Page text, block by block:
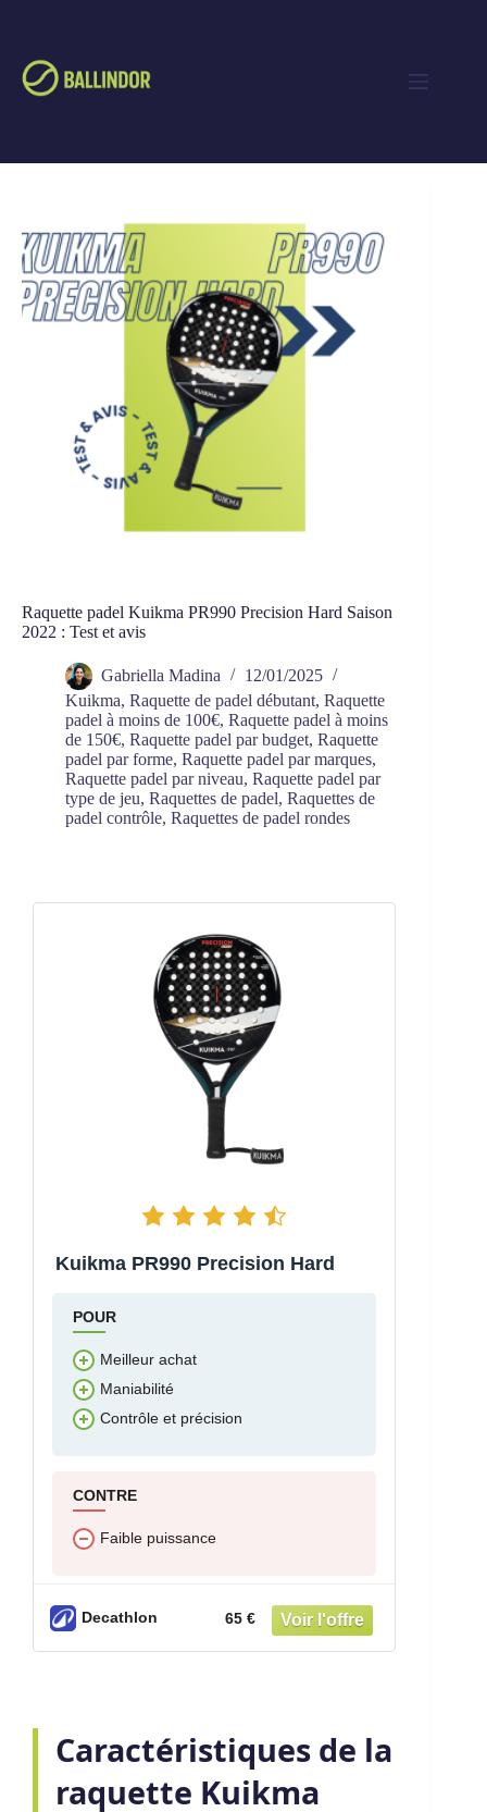
Raquette padel Kuikma PR990 Precision Hard Saison
2022 : Test et avis
Gabriella Madina
12/01/2025
Kuikma, Raquette de padel débutant, Raquette
padel à moins de 100€, Raquette padel à moins
de 150€, Raquette padel par budget, Raquette
padel par forme, Raquette padel par marques,
Raquette padel par niveau, Raquette padel par
type de jeu, Raquettes de padel, Raquettes de
padel contrôle, Raquettes de padel rondes
Kuikma PR990 Precision Hard
POUR
Meilleur achat
Maniabilité
Contrôle et précision
CONTRE
Faible puissance
Decathlon 65 €
Caractéristiques de la
raquette Kuikma